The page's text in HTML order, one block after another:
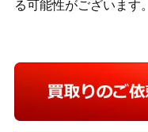
る可能性がございます。